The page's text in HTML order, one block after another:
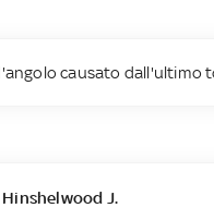
causato dall'ultimo
Hinshelwood J.